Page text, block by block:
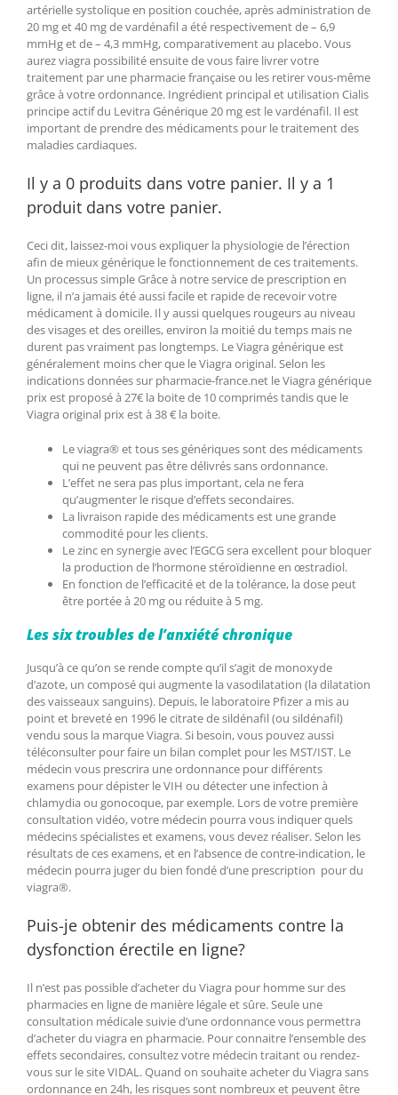
artérielle systolique en position couchée, après administration de
20 mg et 40 mg de vardénafil a été respectivement de – 6,9
mmHg et de – 4,3 mmHg, comparativement au placebo. Vous
aurez viagra possibilité ensuite de vous faire livrer votre
traitement par une pharmacie française ou les retirer vous-même
grâce à votre ordonnance. Ingrédient principal et utilisation Cialis
principe actif du Levitra Générique 20 mg est le vardénafil. Il est
important de prendre des médicaments pour le traitement des
maladies cardiaques.
Il y a 0 produits dans votre panier. Il y a 1
produit dans votre panier.
Ceci dit, laissez-moi vous expliquer la physiologie de l’érection
afin de mieux générique le fonctionnement de ces traitements.
Un processus simple Grâce à notre service de prescription en
ligne, il n’a jamais été aussi facile et rapide de recevoir votre
médicament à domicile. Il y aussi quelques rougeurs au niveau
des visages et des oreilles, environ la moitié du temps mais ne
durent pas vraiment pas longtemps. Le Viagra générique est
généralement moins cher que le Viagra original. Selon les
indications données sur pharmacie-france.net le Viagra générique
prix est proposé à 27€ la boite de 10 comprimés tandis que le
Viagra original prix est à 38 € la boite.
Le viagra® et tous ses génériques sont des médicaments
qui ne peuvent pas être délivrés sans ordonnance.
L’effet ne sera pas plus important, cela ne fera
qu’augmenter le risque d’effets secondaires.
La livraison rapide des médicaments est une grande
commodité pour les clients.
Le zinc en synergie avec l’EGCG sera excellent pour bloquer
la production de l’hormone stéroïdienne en œstradiol.
En fonction de l’efficacité et de la tolérance, la dose peut
être portée à 20 mg ou réduite à 5 mg.
Les six troubles de l’anxiété chronique
Jusqu’à ce qu’on se rende compte qu’il s’agit de monoxyde
d’azote, un composé qui augmente la vasodilatation (la dilatation
des vaisseaux sanguins). Depuis, le laboratoire Pfizer a mis au
point et breveté en 1996 le citrate de sildénafil (ou sildénafil)
vendu sous la marque Viagra. Si besoin, vous pouvez aussi
téléconsulter pour faire un bilan complet pour les MST/IST. Le
médecin vous prescrira une ordonnance pour différents
examens pour dépister le VIH ou détecter une infection à
chlamydia ou gonocoque, par exemple. Lors de votre première
consultation vidéo, votre médecin pourra vous indiquer quels
médecins spécialistes et examens, vous devez réaliser. Selon les
résultats de ces examens, et en l’absence de contre-indication, le
médecin pourra juger du bien fondé d’une prescription pour du
viagra®.
Puis-je obtenir des médicaments contre la
dysfonction érectile en ligne?
Il n’est pas possible d’acheter du Viagra pour homme sur des
pharmacies en ligne de manière légale et sûre. Seule une
consultation médicale suivie d’une ordonnance vous permettra
d’acheter du viagra en pharmacie. Pour connaitre l’ensemble des
effets secondaires, consultez votre médecin traitant ou rendez-
vous sur le site VIDAL. Quand on souhaite acheter du Viagra sans
ordonnance en 24h, les risques sont nombreux et peuvent être